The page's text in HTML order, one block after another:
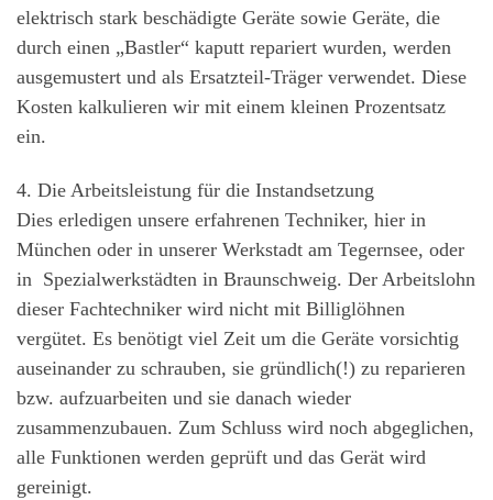
elektrisch stark beschädigte Geräte sowie Geräte, die
durch einen „Bastler“ kaputt repariert wurden, werden
ausgemustert und als Ersatzteil-Träger verwendet. Diese
Kosten kalkulieren wir mit einem kleinen Prozentsatz
ein.
4. Die Arbeitsleistung für die Instandsetzung
Dies erledigen unsere erfahrenen Techniker, hier in
München oder in unserer Werkstadt am Tegernsee, oder
in Spezialwerkstädten in Braunschweig. Der Arbeitslohn
dieser Fachtechniker wird nicht mit Billiglöhnen
vergütet. Es benötigt viel Zeit um die Geräte vorsichtig
auseinander zu schrauben, sie gründlich(!) zu reparieren
bzw. aufzuarbeiten und sie danach wieder
zusammenzubauen. Zum Schluss wird noch abgeglichen,
alle Funktionen werden geprüft und das Gerät wird
gereinigt.